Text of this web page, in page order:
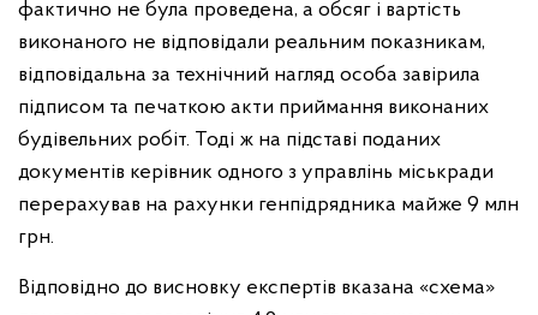
фактично не була проведена, а обсяг і вартість
виконаного не відповідали реальним показникам,
відповідальна за технічний нагляд особа завірила
підписом та печаткою акти приймання виконаних
будівельних робіт. Тоді ж на підставі поданих
документів керівник одного з управлінь міськради
перерахував на рахунки генпідрядника майже 9 млн
грн.
Відповідно до висновку експертів вказана «схема»